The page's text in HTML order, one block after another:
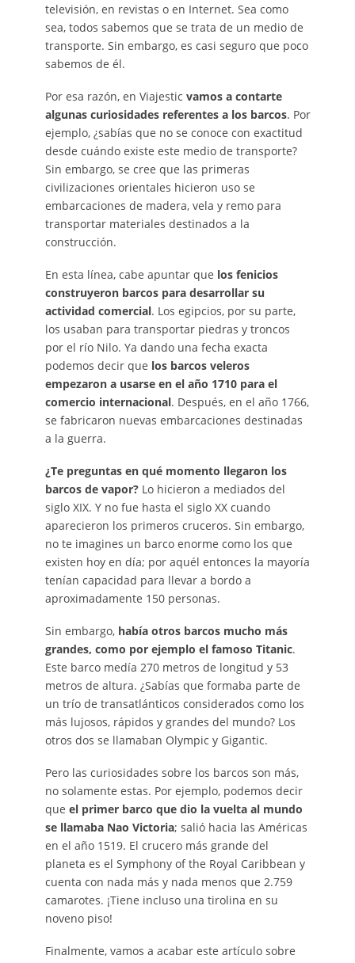
televisión, en revistas o en Internet. Sea como
sea, todos sabemos que se trata de un medio de
transporte. Sin embargo, es casi seguro que poco
sabemos de él.
Por esa razón, en Viajestic vamos a contarte
algunas curiosidades referentes a los barcos. Por
ejemplo, ¿sabías que no se conoce con exactitud
desde cuándo existe este medio de transporte?
Sin embargo, se cree que las primeras
civilizaciones orientales hicieron uso se
embarcaciones de madera, vela y remo para
transportar materiales destinados a la
construcción.
En esta línea, cabe apuntar que los fenicios
construyeron barcos para desarrollar su
actividad comercial. Los egipcios, por su parte,
los usaban para transportar piedras y troncos
por el río Nilo. Ya dando una fecha exacta
podemos decir que los barcos veleros
empezaron a usarse en el año 1710 para el
comercio internacional. Después, en el año 1766,
se fabricaron nuevas embarcaciones destinadas
a la guerra.
¿Te preguntas en qué momento llegaron los
barcos de vapor? Lo hicieron a mediados del
siglo XIX. Y no fue hasta el siglo XX cuando
aparecieron los primeros cruceros. Sin embargo,
no te imagines un barco enorme como los que
existen hoy en día; por aquél entonces la mayoría
tenían capacidad para llevar a bordo a
aproximadamente 150 personas.
Sin embargo, había otros barcos mucho más
grandes, como por ejemplo el famoso Titanic.
Este barco medía 270 metros de longitud y 53
metros de altura. ¿Sabías que formaba parte de
un trío de transatlánticos considerados como los
más lujosos, rápidos y grandes del mundo? Los
otros dos se llamaban Olympic y Gigantic.
Pero las curiosidades sobre los barcos son más,
no solamente estas. Por ejemplo, podemos decir
que el primer barco que dio la vuelta al mundo
se llamaba Nao Victoria; salió hacia las Américas
en el año 1519. El crucero más grande del
planeta es el Symphony of the Royal Caribbean y
cuenta con nada más y nada menos que 2.759
camarotes. ¡Tiene incluso una tirolina en su
noveno piso!
Finalmente, vamos a acabar este artículo sobre